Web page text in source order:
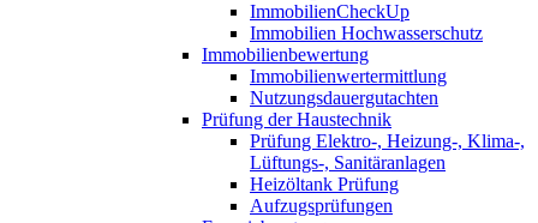
ImmobilienCheckUp
Immobilien Hochwasserschutz
Immobilienbewertung
Immobilienwertermittlung
Nutzungsdauergutachten
Prüfung der Haustechnik
Prüfung Elektro-, Heizung-, Klima-,
Lüftungs-, Sanitäranlagen
Heizöltank Prüfung
Aufzugsprüfungen